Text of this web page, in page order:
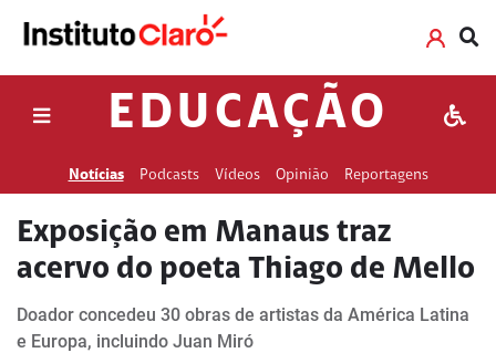
EDUCAÇÃO
Notícias Podcasts Vídeos Opinião Reportagens
Exposição em Manaus traz
acervo do poeta Thiago de Mello
Doador concedeu 30 obras de artistas da América Latina
e Europa, incluindo Juan Miró